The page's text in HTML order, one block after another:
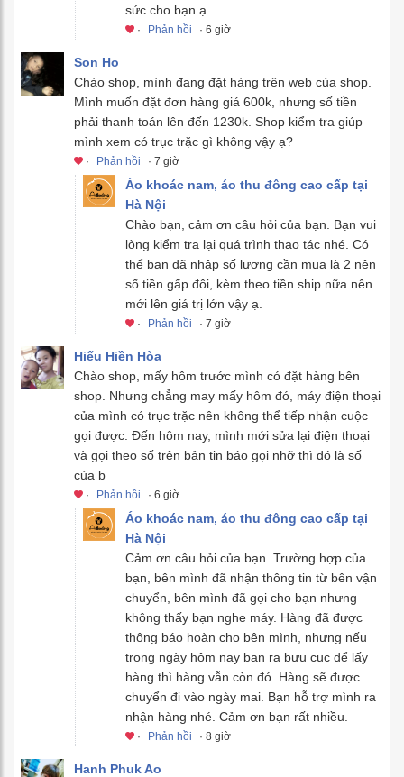
sức cho bạn ạ.
· Phản hồi · 6 giờ
Son Ho
Chào shop, mình đang đặt hàng trên web của shop.
Mình muốn đặt đơn hàng giá 600k, nhưng số tiền
phải thanh toán lên đến 1230k. Shop kiểm tra giúp
mình xem có trục trặc gì không vậy ạ?
· Phản hồi · 7 giờ
Áo khoác nam, áo thu đông cao cấp tại
Hà Nội
Chào bạn, cảm ơn câu hỏi của bạn. Bạn vui
lòng kiểm tra lại quá trình thao tác nhé. Có
thể bạn đã nhập số lượng cần mua là 2 nên
số tiền gấp đôi, kèm theo tiền ship nữa nên
mới lên giá trị lớn vậy ạ.
· Phản hồi · 7 giờ
Hiếu Hiền Hòa
Chào shop, mấy hôm trước mình có đặt hàng bên
shop. Nhưng chẳng may mấy hôm đó, máy điện thoại
của mình có trục trặc nên không thể tiếp nhận cuộc
gọi được. Đến hôm nay, mình mới sửa lại điện thoại
và gọi theo số trên bản tin báo gọi nhỡ thì đó là số
của b
· Phản hồi · 6 giờ
Áo khoác nam, áo thu đông cao cấp tại
Hà Nội
Cảm ơn câu hỏi của bạn. Trường hợp của
bạn, bên mình đã nhận thông tin từ bên vận
chuyển, bên mình đã gọi cho bạn nhưng
không thấy bạn nghe máy. Hàng đã được
thông báo hoàn cho bên mình, nhưng nếu
trong ngày hôm nay bạn ra bưu cục để lấy
hàng thì hàng vẫn còn đó. Hàng sẽ được
chuyển đi vào ngày mai. Bạn hỗ trợ mình ra
nhận hàng nhé. Cảm ơn bạn rất nhiều.
· Phản hồi · 8 giờ
Hanh Phuk Ao